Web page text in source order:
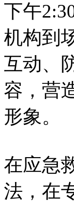
下午
机构到
互动、
容，营
形象。
在应急
法，在